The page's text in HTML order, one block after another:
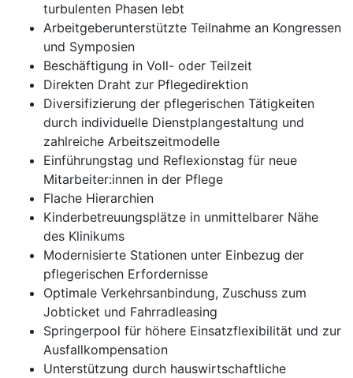
turbulenten Phasen lebt
Arbeitgeberunterstützte Teilnahme an Kongressen
und Symposien
Beschäftigung in Voll- oder Teilzeit
Direkten Draht zur Pflegedirektion
Diversifizierung der pflegerischen Tätigkeiten
durch individuelle Dienstplangestaltung und
zahlreiche Arbeitszeitmodelle
Einführungstag und Reflexionstag für neue
Mitarbeiter:innen in der Pflege
Flache Hierarchien
Kinderbetreuungsplätze in unmittelbarer Nähe
des Klinikums
Modernisierte Stationen unter Einbezug der
pflegerischen Erfordernisse
Optimale Verkehrsanbindung, Zuschuss zum
Jobticket und Fahrradleasing
Springerpool für höhere Einsatzflexibilität und zur
Ausfallkompensation
Unterstützung durch hauswirtschaftliche